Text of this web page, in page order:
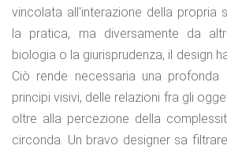
vincolata all'interazione della propria
la pratica, ma diversamente da
biologia o la giurisprudenza, il design
Ciò rende necessaria una profonda
principi visivi, delle relazioni fra gli
oltre alla percezione della
circonda. Un bravo designer sa